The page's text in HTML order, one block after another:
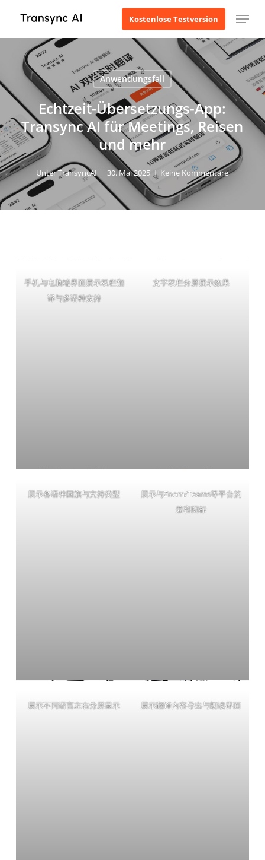
Hauptinhalt
springen
Kostenlose Testversion Menü
Anwendungsfall
Echtzeit-Übersetzungs-App:
Transync AI für Meetings, Reisen
und mehr
UnterTransyncAI 30. Mai 2025 Keine Kommentare
手机与电脑端界面展示双栏翻
译与多语种支持
文字双栏分屏展示效果
展示各语种国旗与支持类型
展示与Zoom/Teams等平台的
兼容图标
展示不同语言左右分屏显示 展示翻译内容导出与朗读界面